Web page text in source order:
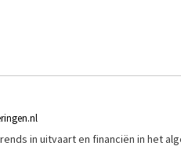
in uitvaart en financiën in het